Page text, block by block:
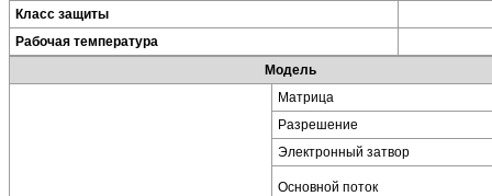
Класс защиты
Рабочая температура
Модель
Матрица
Разрешение
Электронный затвор
Основной поток